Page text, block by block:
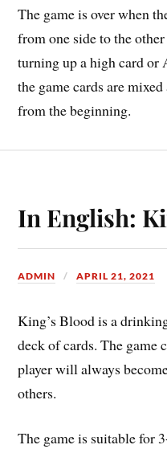
The game is over when
from one side to the
turning up a high card or
the game cards are
from the beginning.
In English:
ADMIN APRIL 21, 2021
King’s Blood is a
deck of cards. The game
player will always
others.
The game is suitable for